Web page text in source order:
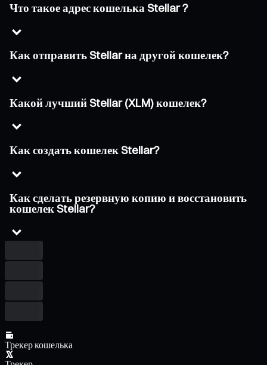
Что такое адрес кошелька Stellar ?
Как отправить Stellar на другой кошелек?
Какой лучший Stellar (XLM) кошелек?
Как создать кошелек Stellar?
Как сделать резервную копию и восстановить
кошелек Stellar?
Трекер кошелька